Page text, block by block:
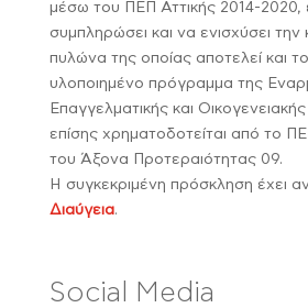
μέσω του ΠΕΠ Αττικής 2014-2020,
συμπληρώσει και να ενισχύσει την
πυλώνα της οποίας αποτελεί και
υλοποιημένο πρόγραμμα της
Επαγγελματικής και
επίσης χρηματοδοτείται από το
του Άξονα Προτεραιότητας 09.
Η συγκεκριμένη πρόσκληση έχει
Διαύγεια.
Social Media